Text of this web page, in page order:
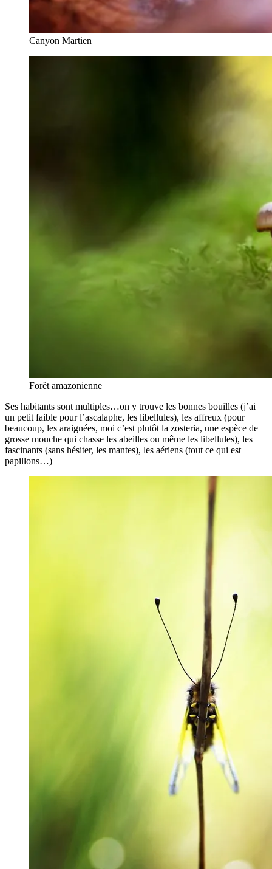
Canyon Martien
Forêt amazonienne
Ses habitants sont multiples…on y trouve les bonnes bouilles (j’ai
un petit faible pour l’ascalaphe, les libellules), les affreux (pour
beaucoup, les araignées, moi c’est plutôt la zosteria, une espèce de
grosse mouche qui chasse les abeilles ou même les libellules), les
fascinants (sans hésiter, les mantes), les aériens (tout ce qui est
papillons…)